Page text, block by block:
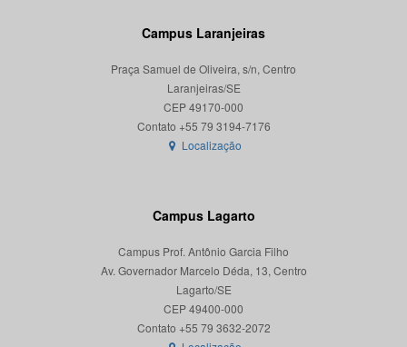
Campus Laranjeiras
Praça Samuel de Oliveira, s/n, Centro
Laranjeiras/SE
CEP 49170-000
Localização
Campus Lagarto
Campus Prof. Antônio Garcia Filho
Av. Governador Marcelo Déda, 13, Centro
Lagarto/SE
CEP 49400-000